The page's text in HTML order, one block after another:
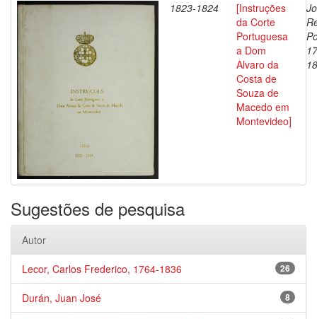
1823-1824
[Instruções
da Corte
Portuguesa
a Dom
Alvaro da
Costa de
Souza de
Macedo em
Montevideo]
Sugestões de pesquisa
Autor
26
Lecor, Carlos Frederico, 1764-1836
8
Durán, Juan José